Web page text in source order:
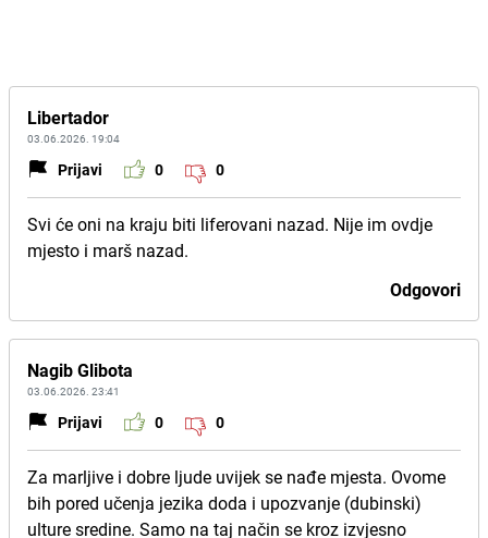
Libertador
03.06.2026. 19:04
Prijavi 0 0
Svi će oni na kraju biti liferovani nazad. Nije im ovdje
mjesto i marš nazad.
Odgovori
Nagib Glibota
03.06.2026. 23:41
Prijavi 0 0
Za marljive i dobre ljude uvijek se nađe mjesta. Ovome
bih pored učenja jezika doda i upozvanje (dubinski)
ulture sredine. Samo na taj način se kroz izvjesno